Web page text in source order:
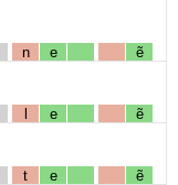
n e ẽ
l e ẽ
t e ẽ